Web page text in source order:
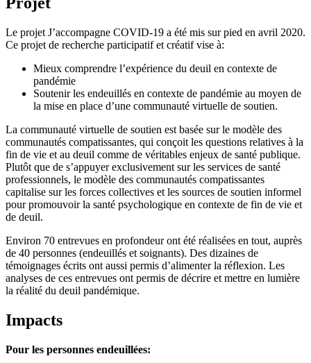
Le projet J’accompagne COVID-19 a été mis sur pied en avril 2020.
Ce projet de recherche participatif et créatif vise à:
Mieux comprendre l’expérience du deuil en contexte de
pandémie
Soutenir les endeuillés en contexte de pandémie au moyen de
la mise en place d’une communauté virtuelle de soutien.
La communauté virtuelle de soutien est basée sur le modèle des
communautés compatissantes, qui conçoit les questions relatives à la
fin de vie et au deuil comme de véritables enjeux de santé publique.
Plutôt que de s’appuyer exclusivement sur les services de santé
professionnels, le modèle des communautés compatissantes
capitalise sur les forces collectives et les sources de soutien informel
pour promouvoir la santé psychologique en contexte de fin de vie et
de deuil.
Environ 70 entrevues en profondeur ont été réalisées en tout, auprès
de 40 personnes (endeuillés et soignants). Des dizaines de
témoignages écrits ont aussi permis d’alimenter la réflexion. Les
analyses de ces entrevues ont permis de décrire et mettre en lumière
la réalité du deuil pandémique.
Impacts
Pour les personnes endeuillées: